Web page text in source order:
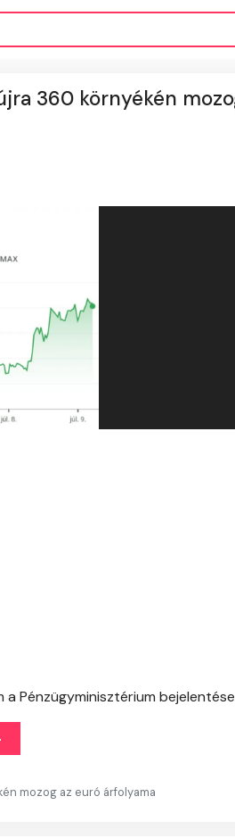
360 környékén
Pénzügyminisztérium
mozog az euró árfolyama